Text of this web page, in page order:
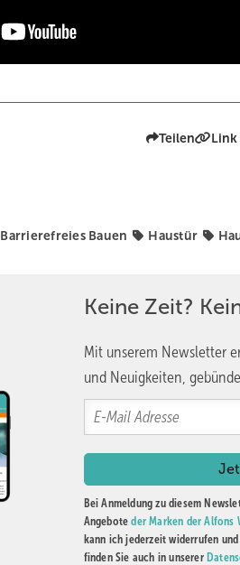
Teilen Link
Barrierefreies Bauen Haustür
Keine Zeit?
Mit unserem Newsletter
und Neuigkeiten,
Bei Anmeldung zu diesem
Angeboteder Marken der Alfons
kann ich jederzeit widerrufen
finden Sie auch in unserer